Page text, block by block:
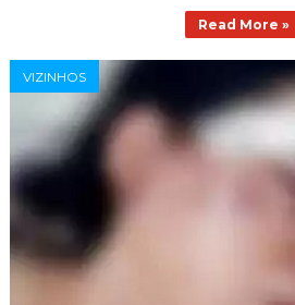
Read More »
VIZINHOS